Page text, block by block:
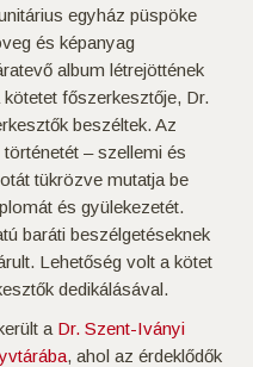
egyház püspöke
és képanyag
album létrejöttének
főszerkesztője, Dr.
beszéltek. Az
– szellemi és
tükrözve mutatja be
és gyülekezetét.
baráti beszélgetéseknek
Lehetőség volt a kötet
dedikálásával.
a Dr. Szent-Iványi
, ahol az érdeklődők